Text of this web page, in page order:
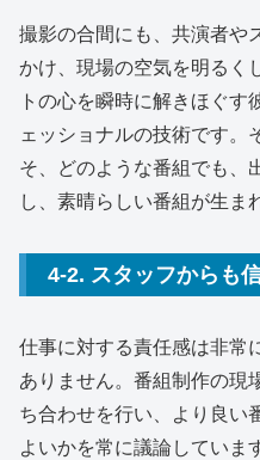
撮影の合間にも、共演者や
かけ、現場の空気を明るく
トの心を瞬時に解きほぐす
ェッショナルの技術です。
そ、どのような番組でも、
し、素晴らしい番組が生ま
4-2. スタッフからも
仕事に対する責任感は非常
ありません。番組制作の現
ち合わせを行い、より良い
よいかを常に議論していま